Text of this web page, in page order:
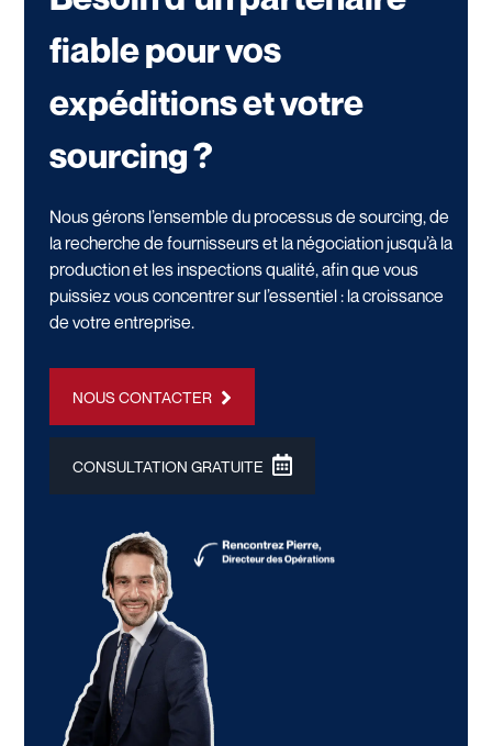
fiable pour vos
expéditions et votre
sourcing ?
Nous gérons l’ensemble du processus de sourcing, de
la recherche de fournisseurs et la négociation jusqu’à la
production et les inspections qualité, afin que vous
puissiez vous concentrer sur l’essentiel : la croissance
de votre entreprise.
NOUS CONTACTER
CONSULTATION GRATUITE